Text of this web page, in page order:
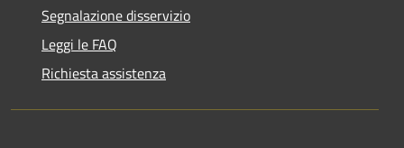
Segnalazione disservizio
Leggi le FAQ
Richiesta assistenza